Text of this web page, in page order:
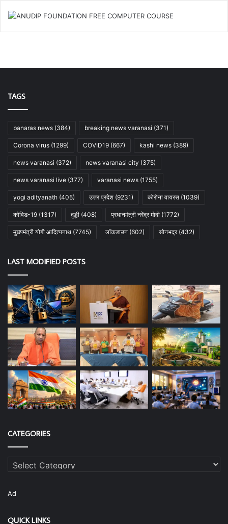
TAGS
banaras news (384) breaking news varanasi (371)
Corona virus (1299) COVID19 (667) kashi news (389)
news varanasi (372) news varanasi city (375)
news varanasi live (377) varanasi news (1755)
yogi adityanath (405) उत्तर प्रदेश (9231) कोरोना वायरस (1039)
कोविड-19 (1317) दुद्धी (408) प्रधानमंत्री नरेंद्र मोदी (1772)
मुख्यमंत्री योगी आदित्यनाथ (7745) लॉकडाउन (602) सोनभद्र(432)
LAST MODIFIED POSTS
CATEGORIES
Categories
Ad
QUICK LINKS